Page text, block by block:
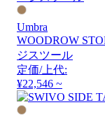
Umbra
WOODROW
ジスツール
定価/上代:
¥22,546 ~